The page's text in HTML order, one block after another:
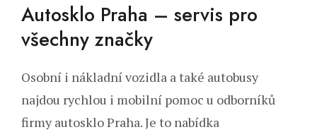
Autosklo Praha – servis pro
všechny značky
Osobní i nákladní vozidla a také autobusy
najdou rychlou i mobilní pomoc u odborníků
firmy autosklo Praha. Je to nabídka